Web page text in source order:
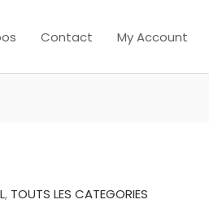
Contact My Account
, TOUTS LES CATEGORIES